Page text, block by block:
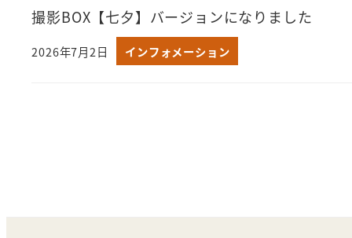
撮影BOX【七夕】バージョンになりました
2026年7月2日 インフォメーション